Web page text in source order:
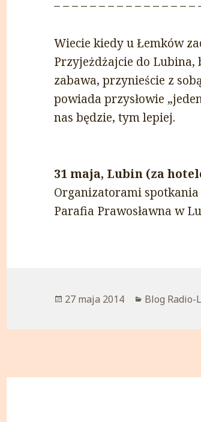
– – – – – – – – – – – – – – –
Wiecie kiedy u Łemków
Przyjeżdżajcie do Lubina,
zabawa, przynieście z
powiada przysłowie
nas będzie, tym lepiej.
31 maja, Lubin (za
Organizatorami spotkania
Parafia Prawosławna w
Opublikowano
27 maja 2014 Kategorie
Blog Radio-